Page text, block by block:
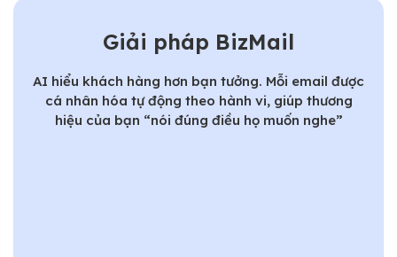
Giải pháp BizMail
AI hiểu khách hàng hơn bạn tưởng. Mỗi email được
cá nhân hóa tự động theo hành vi, giúp thương
hiệu của bạn “nói đúng điều họ muốn nghe”